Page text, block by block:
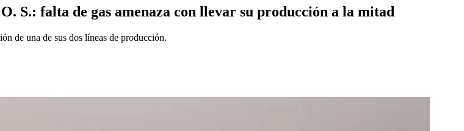
S.: falta de gas amenaza con llevar su producción a la mitad
de una de sus dos líneas de producción.